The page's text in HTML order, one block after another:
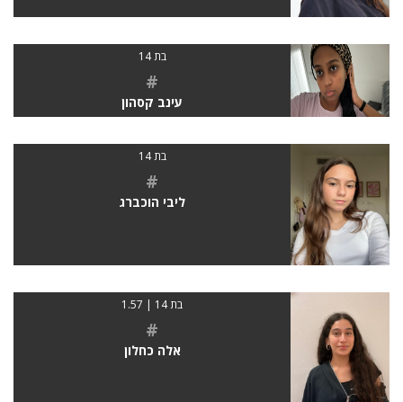
בת 14
#
עינב קסהון
בת 14
#
ליבי הוכברג
בת 14 | 1.57
#
אלה כחלון